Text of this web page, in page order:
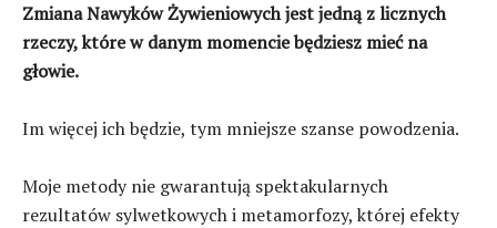
Zmiana Nawyków Żywieniowych jest jedną z licznych
rzeczy, które w danym momencie będziesz mieć na
głowie.
Im więcej ich będzie, tym mniejsze szanse powodzenia.
Moje metody nie gwarantują spektakularnych
rezultatów sylwetkowych i metamorfozy, której efekty